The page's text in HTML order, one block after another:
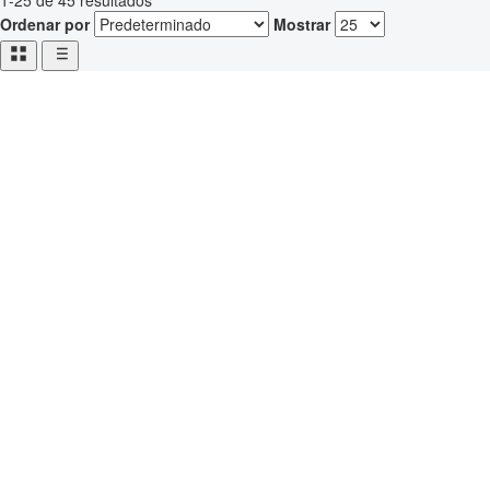
Ordenar por
Mostrar